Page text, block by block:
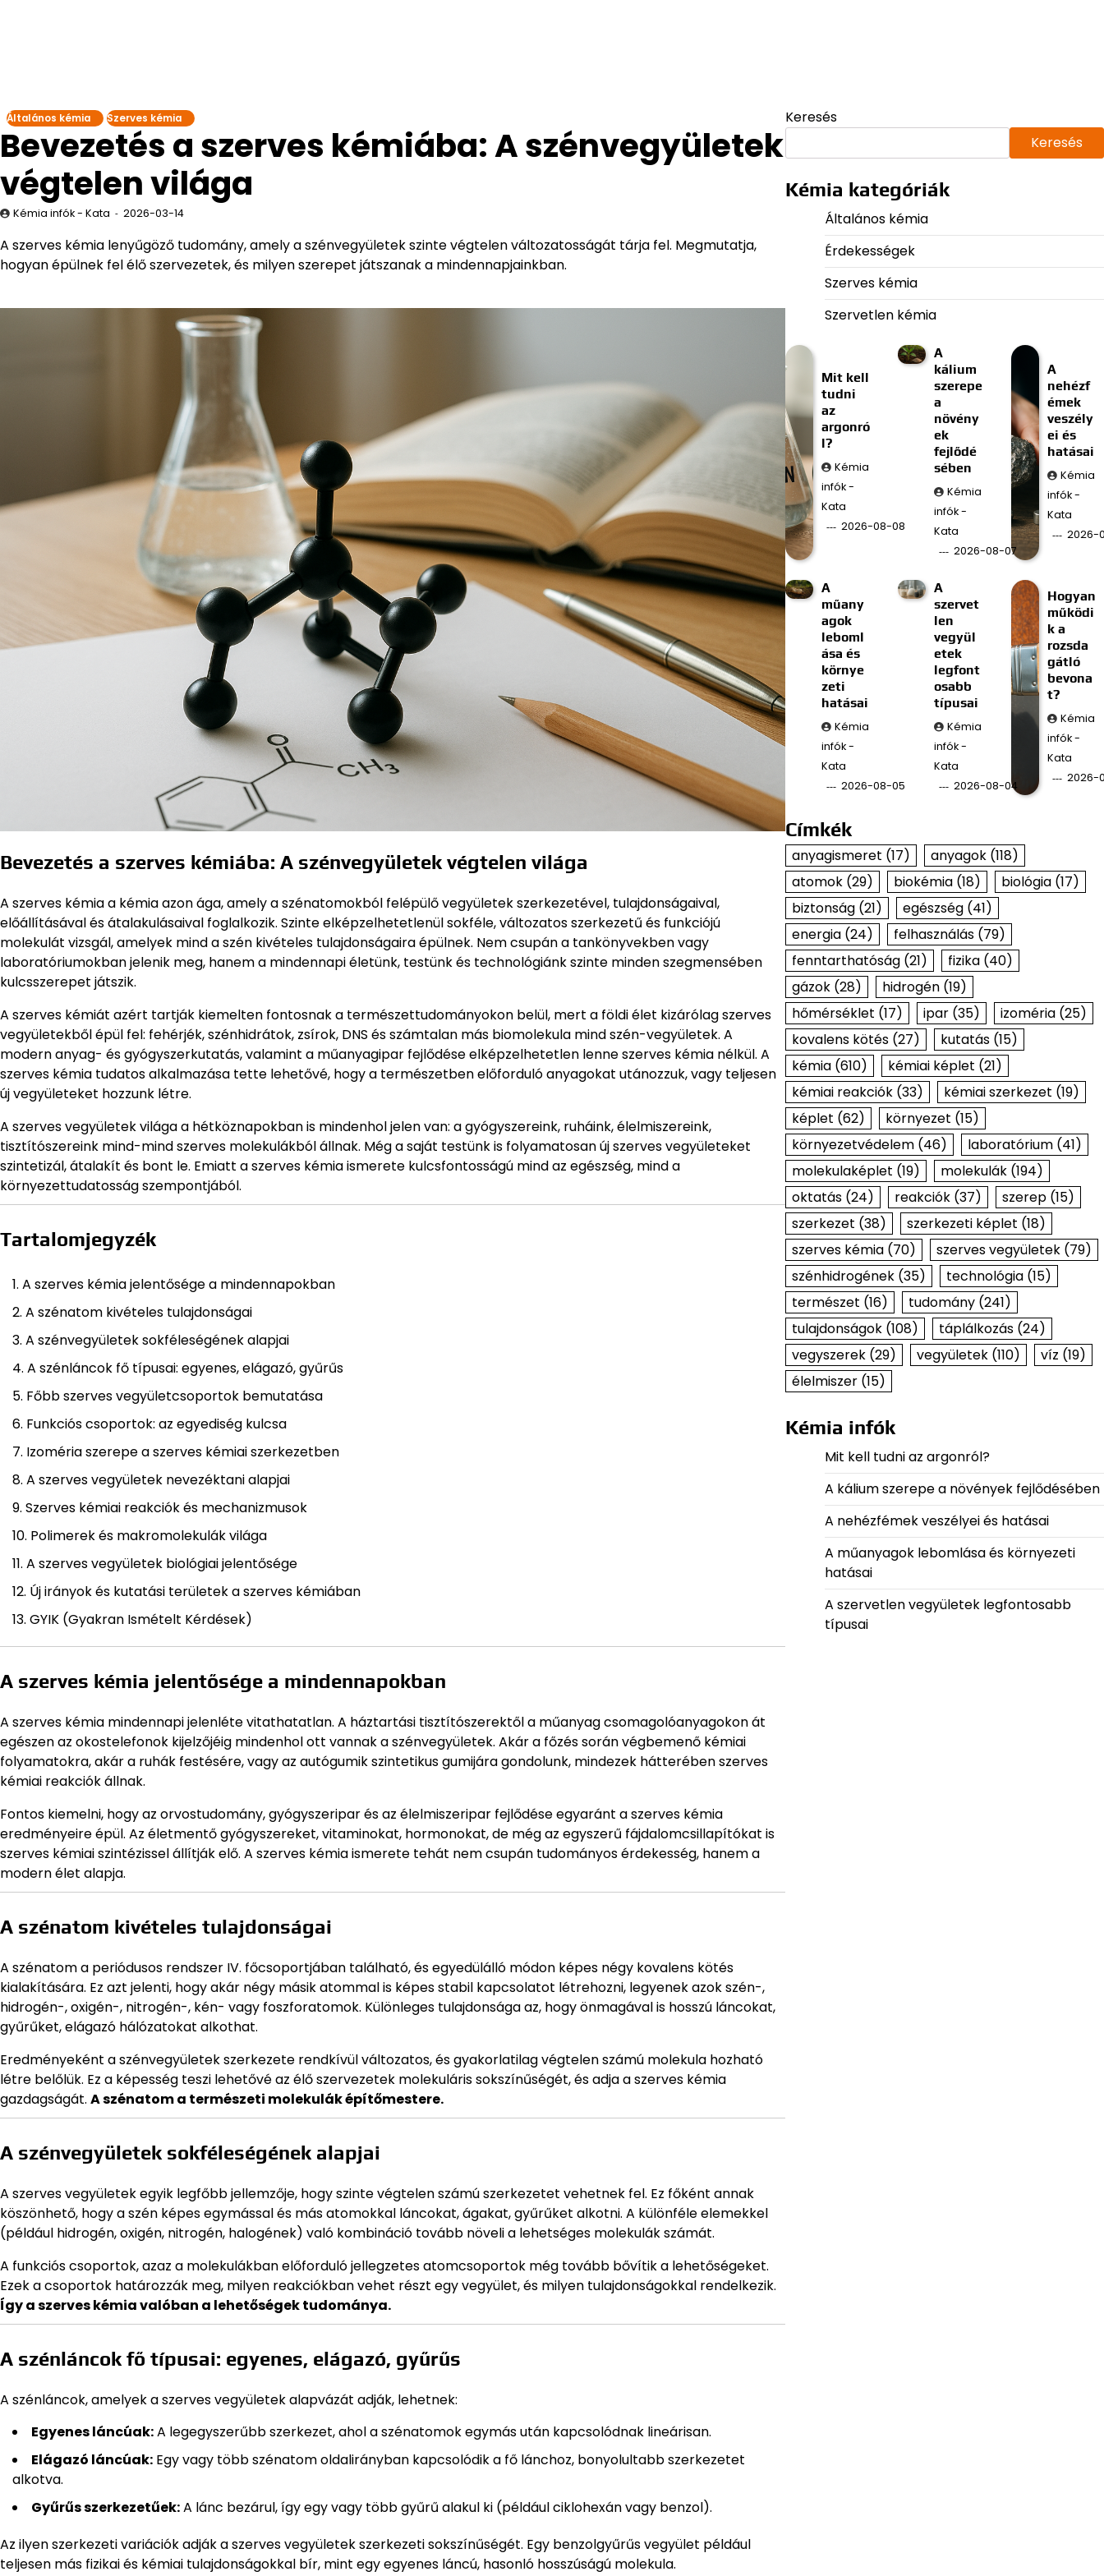
Általános kémia Szerves kémia
Bevezetés a szerves kémiába: A szénvegyületek
végtelen világa
Kémia infók - Kata 2026-03-14
A szerves kémia lenyűgöző tudomány, amely a szénvegyületek szinte végtelen változatosságát tárja fel. Megmutatja,
hogyan épülnek fel élő szervezetek, és milyen szerepet játszanak a mindennapjainkban.
Bevezetés a szerves kémiába: A szénvegyületek végtelen világa
A szerves kémia a kémia azon ága, amely a szénatomokból felépülő vegyületek szerkezetével, tulajdonságaival,
előállításával és átalakulásaival foglalkozik. Szinte elképzelhetetlenül sokféle, változatos szerkezetű és funkciójú
molekulát vizsgál, amelyek mind a szén kivételes tulajdonságaira épülnek. Nem csupán a tankönyvekben vagy
laboratóriumokban jelenik meg, hanem a mindennapi életünk, testünk és technológiánk szinte minden szegmensében
kulcsszerepet játszik.
A szerves kémiát azért tartják kiemelten fontosnak a természettudományokon belül, mert a földi élet kizárólag szerves
vegyületekből épül fel: fehérjék, szénhidrátok, zsírok, DNS és számtalan más biomolekula mind szén-vegyületek. A
modern anyag- és gyógyszerkutatás, valamint a műanyagipar fejlődése elképzelhetetlen lenne szerves kémia nélkül. A
szerves kémia tudatos alkalmazása tette lehetővé, hogy a természetben előforduló anyagokat utánozzuk, vagy teljesen
új vegyületeket hozzunk létre.
A szerves vegyületek világa a hétköznapokban is mindenhol jelen van: a gyógyszereink, ruháink, élelmiszereink,
tisztítószereink mind-mind szerves molekulákból állnak. Még a saját testünk is folyamatosan új szerves vegyületeket
szintetizál, átalakít és bont le. Emiatt a szerves kémia ismerete kulcsfontosságú mind az egészség, mind a
környezettudatosság szempontjából.
Tartalomjegyzék
A szerves kémia jelentősége a mindennapokban
A szénatom kivételes tulajdonságai
A szénvegyületek sokféleségének alapjai
A szénláncok fő típusai: egyenes, elágazó, gyűrűs
Főbb szerves vegyületcsoportok bemutatása
Funkciós csoportok: az egyediség kulcsa
Izoméria szerepe a szerves kémiai szerkezetben
A szerves vegyületek nevezéktani alapjai
Szerves kémiai reakciók és mechanizmusok
Polimerek és makromolekulák világa
A szerves vegyületek biológiai jelentősége
Új irányok és kutatási területek a szerves kémiában
GYIK (Gyakran Ismételt Kérdések)
A szerves kémia jelentősége a mindennapokban
A szerves kémia mindennapi jelenléte vitathatatlan. A háztartási tisztítószerektől a műanyag csomagolóanyagokon át
egészen az okostelefonok kijelzőjéig mindenhol ott vannak a szénvegyületek. Akár a főzés során végbemenő kémiai
folyamatokra, akár a ruhák festésére, vagy az autógumik szintetikus gumijára gondolunk, mindezek hátterében szerves
kémiai reakciók állnak.
Fontos kiemelni, hogy az orvostudomány, gyógyszeripar és az élelmiszeripar fejlődése egyaránt a szerves kémia
eredményeire épül. Az életmentő gyógyszereket, vitaminokat, hormonokat, de még az egyszerű fájdalomcsillapítókat is
szerves kémiai szintézissel állítják elő. A szerves kémia ismerete tehát nem csupán tudományos érdekesség, hanem a
modern élet alapja.
A szénatom kivételes tulajdonságai
A szénatom a periódusos rendszer IV. főcsoportjában található, és egyedülálló módon képes négy kovalens kötés
kialakítására. Ez azt jelenti, hogy akár négy másik atommal is képes stabil kapcsolatot létrehozni, legyenek azok szén-,
hidrogén-, oxigén-, nitrogén-, kén- vagy foszforatomok. Különleges tulajdonsága az, hogy önmagával is hosszú láncokat,
gyűrűket, elágazó hálózatokat alkothat.
Eredményeként a szénvegyületek szerkezete rendkívül változatos, és gyakorlatilag végtelen számú molekula hozható
létre belőlük. Ez a képesség teszi lehetővé az élő szervezetek molekuláris sokszínűségét, és adja a szerves kémia
gazdagságát. A szénatom a természeti molekulák építőmestere.
A szénvegyületek sokféleségének alapjai
A szerves vegyületek egyik legfőbb jellemzője, hogy szinte végtelen számú szerkezetet vehetnek fel. Ez főként annak
köszönhető, hogy a szén képes egymással és más atomokkal láncokat, ágakat, gyűrűket alkotni. A különféle elemekkel
(például hidrogén, oxigén, nitrogén, halogének) való kombináció tovább növeli a lehetséges molekulák számát.
A funkciós csoportok, azaz a molekulákban előforduló jellegzetes atomcsoportok még tovább bővítik a lehetőségeket.
Ezek a csoportok határozzák meg, milyen reakciókban vehet részt egy vegyület, és milyen tulajdonságokkal rendelkezik.
Így a szerves kémia valóban a lehetőségek tudománya.
A szénláncok fő típusai: egyenes, elágazó, gyűrűs
A szénláncok, amelyek a szerves vegyületek alapvázát adják, lehetnek:
Egyenes láncúak:A legegyszerűbb szerkezet, ahol a szénatomok egymás után kapcsolódnak lineárisan.
Elágazó láncúak: Egy vagy több szénatom oldalirányban kapcsolódik a fő lánchoz, bonyolultabb szerkezetet
alkotva.
Gyűrűs szerkezetűek:A lánc bezárul, így egy vagy több gyűrű alakul ki (például ciklohexán vagy benzol).
Az ilyen szerkezeti variációk adják a szerves vegyületek szerkezeti sokszínűségét. Egy benzolgyűrűs vegyület például
teljesen más fizikai és kémiai tulajdonságokkal bír, mint egy egyenes láncú, hasonló hosszúságú molekula.
Keresés
Keresés
Kémia kategóriák
Általános kémia
Érdekességek
Szerves kémia
Szervetlen kémia
Mit kell
tudni
az
argonró
l?
Kémia
infók -
Kata
2026-08-08
A
kálium
szerepe
a
növény
ek
fejlődé
sében
Kémia
infók -
Kata
2026-08-07
A
nehézf
émek
veszély
ei és
hatásai
Kémia
infók -
Kata
2026-
A
műany
agok
leboml
ása és
környe
zeti
hatásai
Kémia
infók -
Kata
2026-08-05
A
szervet
len
vegyül
etek
legfont
osabb
típusai
Kémia
infók -
Kata
2026-08-04
Hogyan
működi
k a
rozsda
gátló
bevona
t?
Kémia
infók -
Kata
2026-
Címkék
anyagismeret (17) anyagok(118)
atomok(29) biokémia(18) biológia(17)
biztonság(21) egészség(41)
energia(24) felhasználás(79)
fenntarthatóság(21) fizika(40)
gázok(28) hidrogén(19)
hőmérséklet (17) ipar(35) izoméria(25)
kovalens kötés(27) kutatás(15)
kémia(610) kémiai képlet (21)
kémiai reakciók(33) kémiai szerkezet (19)
képlet (62) környezet (15)
környezetvédelem(46) laboratórium(41)
molekulaképlet (19) molekulák(194)
oktatás(24) reakciók(37) szerep(15)
szerkezet (38) szerkezeti képlet (18)
szerves kémia(70) szerves vegyületek(79)
szénhidrogének(35) technológia(15)
természet (16) tudomány(241)
tulajdonságok(108) táplálkozás(24)
vegyszerek(29) vegyületek(110) víz (19)
élelmiszer(15)
Kémia infók
Mit kell tudni az argonról?
A kálium szerepe a növények fejlődésében
A nehézfémek veszélyei és hatásai
A műanyagok lebomlása és környezeti
hatásai
A szervetlen vegyületek legfontosabb
típusai